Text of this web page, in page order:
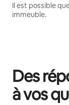
Il est possible
immeuble.
Des
à vos